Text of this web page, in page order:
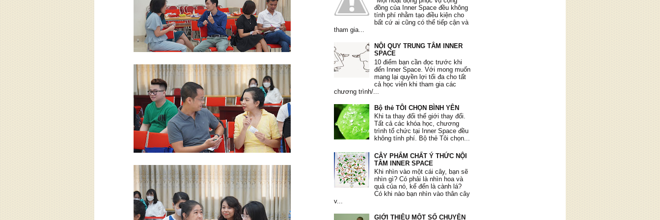
"Tôi học được nhiều phương pháp hay để
nâng cao lòng quí trọng bản thân. Tôi áp
dụng phương pháp 10’ mỗi sáng và mỗi tối.
Tôi biết đối mặt với những thất bại, sự châm
biếm và những thói quen xấu. Tôi thấy yêu
quí mình hơn, quan tâm và dành thời gian
Mạnh Hà, 26 tuổi
"Từ khi tham gia khoá học, em cảm nhận
sâu sắc hơn mình đang tự huỷ hoại, tự làm
thui chột đi những giá trị vốn có của mình.
Qua các bài tập, các tấm thẻ giá trị, các
thuật toán, trắc nghiệm, em hiểu hơn về bản
thân và thôi không lo lắng về những khó khăn
đồng của Inner Space đều không
tính phí nhằm tạo điều kiện cho
bất cứ ai cũng có thể tiếp cận và
tham gia...
NỘI QUY TRUNG TÂM INNER
SPACE
10 điểm bạn cần đọc trước khi
đến Inner Space. Với mong muốn
mang lại quyền lợi tối đa cho tất
cả học viên khi tham gia các
chương trình/...
Bộ thẻ TÔI CHỌN BÌNH YÊN
Khi ta thay đổi thế giới thay đổi.
Tất cả các khóa học, chương
trình tổ chức tại Inner Space đều
không tính phí. Bộ thẻ Tôi chọn...
CÂY PHẨM CHẤT Ý THỨC NỘI
TÂM INNER SPACE
Khi nhìn vào một cái cây, bạn sẽ
nhìn gì? Có phải là nhìn hoa và
quả của nó, kế đến là cành lá?
Có khi nào bạn nhìn vào thân cây
v...
GIỚI THIỆU MỘT SỐ CHUYÊN